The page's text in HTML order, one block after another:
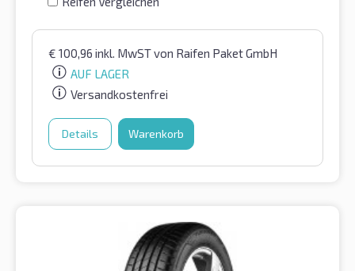
€ 100,96 inkl. MwSTvon Raifen Paket GmbH
AUF LAGER
Versandkostenfrei
Details Warenkorb